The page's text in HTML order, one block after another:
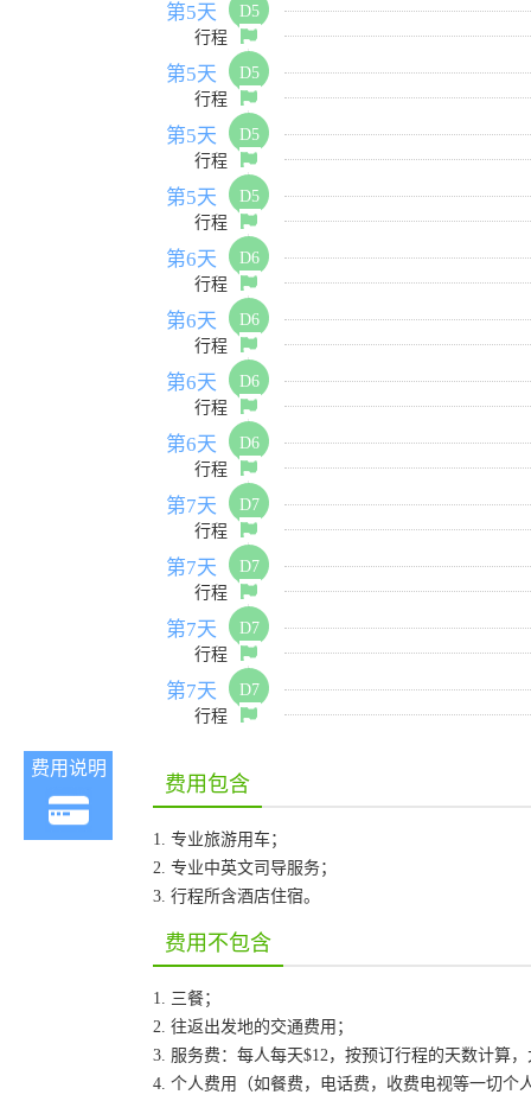
第5天
D5
行程
第5天
D5
行程
第5天
D5
行程
第5天
D5
行程
第6天
D6
行程
第6天
D6
行程
第6天
D6
行程
第6天
D6
行程
第7天
D7
行程
第7天
D7
行程
第7天
D7
行程
第7天
D7
行程
费用说明
费用包含
1. 专业旅游用车；
2. 专业中英文司导服务；
3. 行程所含酒店住宿。
费用不包含
1. 三餐；
2. 往返出发地的交通费用；
3. 服务费：每人每天$12，按预订行程的天数计算
4. 个人费用（如餐费，电话费，收费电视等一切个